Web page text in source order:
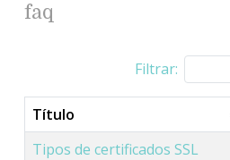
faq
Filtrar:
Título
Tipos de certificados SSL